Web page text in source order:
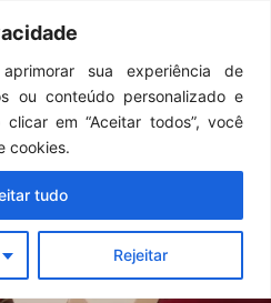
sua experiência de
ou conteúdo personalizado e
em “Aceitar todos”, você
cookies.
Rejeitar
tudo